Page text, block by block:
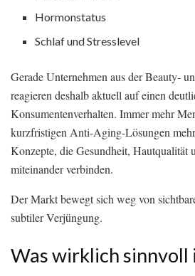
Hormonstatus
Schlaf und Stresslevel
Gerade Unternehmen aus der Beauty-
reagieren deshalb aktuell auf einen
Konsumentenverhalten. Immer mehr
kurzfristigen Anti-Aging-Lösungen
Konzepte, die Gesundheit, Hautqualität
miteinander verbinden.
Der Markt bewegt sich weg von
subtiler Verjüngung.
Was wirklich sinnvoll